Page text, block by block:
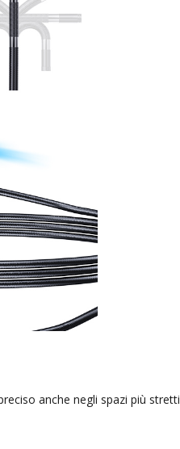
anche negli spazi più stretti